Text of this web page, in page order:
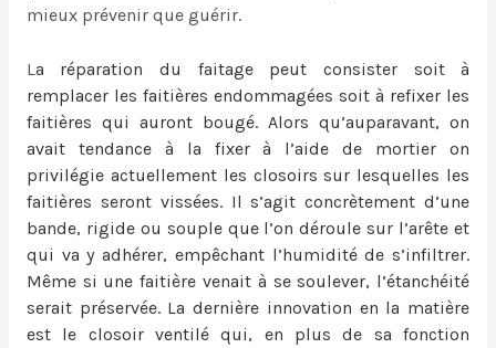
mieux prévenir que guérir.
L a réparation du faitage peut consister soit à
remplacer les faitières endommagées soit à refixer les
faitières qui auront bougé. Alors qu’auparavant, on
avait tendance à la fixer à l’aide de mortier on
privilégie actuellement les closoirs sur lesquelles les
faitières seront vissées. Il s’agit concrètement d’une
bande, rigide ou souple que l’on déroule sur l’arête et
qui va y adhérer, empêchant l’humidité de s’infiltrer.
Même si une faitière venait à se soulever, l’étanchéité
serait préservée. La dernière innovation en la matière
est le closoir ventilé qui, en plus de sa fonction